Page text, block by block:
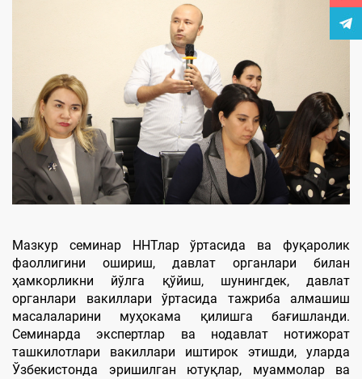
Мазкур семинар ННТлар ўртасида ва фуқаролик
фаоллигини ошириш, давлат органлари билан
ҳамкорликни йўлга қўйиш, шунингдек, давлат
органлари вакиллари ўртасида тажриба алмашиш
масалаларини муҳокама қилишга бағишланди.
Семинарда экспертлар ва нодавлат нотижорат
ташкилотлари вакиллари иштирок этишди, уларда
Ўзбекистонда эришилган ютуқлар, муаммолар ва